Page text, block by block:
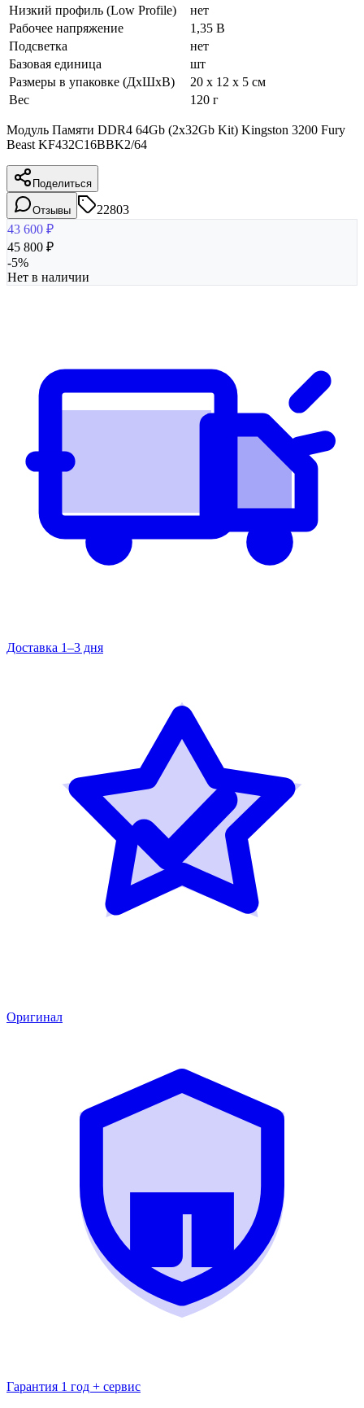
Низкий профиль (Low Profile)
нет
Рабочее напряжение
1,35 В
Подсветка
нет
Базовая единица
шт
Размеры в упаковке (ДхШхВ)
20 x 12 x 5 см
Вес
120 г
Модуль Памяти DDR4 64Gb (2x32Gb Kit) Kingston 3200 Fury
Beast KF432C16BBK2/64
Поделиться
Отзывы
22803
43 600 ₽
45 800 ₽
-5%
Нет в наличии
Доставка 1–3 дня
Оригинал
Гарантия 1 год + сервис